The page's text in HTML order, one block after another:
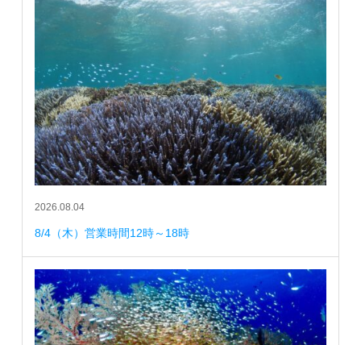
2026.08.04
8/4（木）営業時間12時～18時